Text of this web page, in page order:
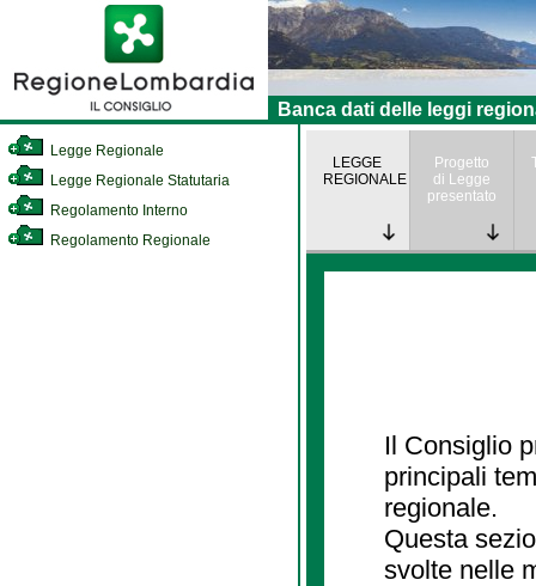
Banca dati delle leggi
Legge Regionale
Legge Regionale Statutaria
Regolamento Interno
Regolamento Regionale
LEGGE
REGIONALE
Progetto
di Legge
presentato
Il Consiglio
principali
regionale.
Questa
svolte nelle